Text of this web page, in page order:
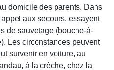
domicile des parents. Dans
aux secours, essayent
de sauvetage (bouche-à-
Les circonstances peuvent
survenir en voiture, au
à la crèche, chez la